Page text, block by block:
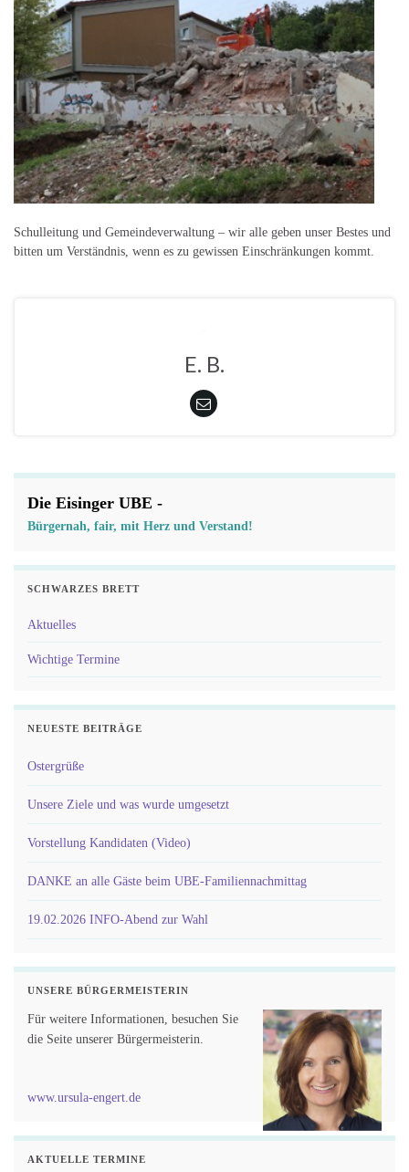
Schulleitung und Gemeindeverwaltung – wir alle geben unser Bestes und
bitten um Verständnis, wenn es zu gewissen Einschränkungen kommt.
E. B.
Die Eisinger UBE -
Bürgernah, fair, mit Herz und Verstand!
SCHWARZES BRETT
Aktuelles
Wichtige Termine
NEUESTE BEITRÄGE
Ostergrüße
Unsere Ziele und was wurde umgesetzt
Vorstellung Kandidaten (Video)
DANKE an alle Gäste beim UBE-Familiennachmittag
19.02.2026 INFO-Abend zur Wahl
UNSERE BÜRGERMEISTERIN
Für weitere Informationen, besuchen Sie
die Seite unserer Bürgermeisterin.
www.ursula-engert.de
AKTUELLE TERMINE